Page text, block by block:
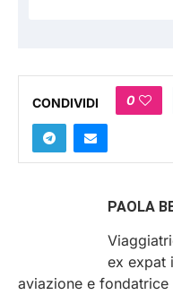
CONDIVIDI 0
PAOLA
ex expat
aviazione e